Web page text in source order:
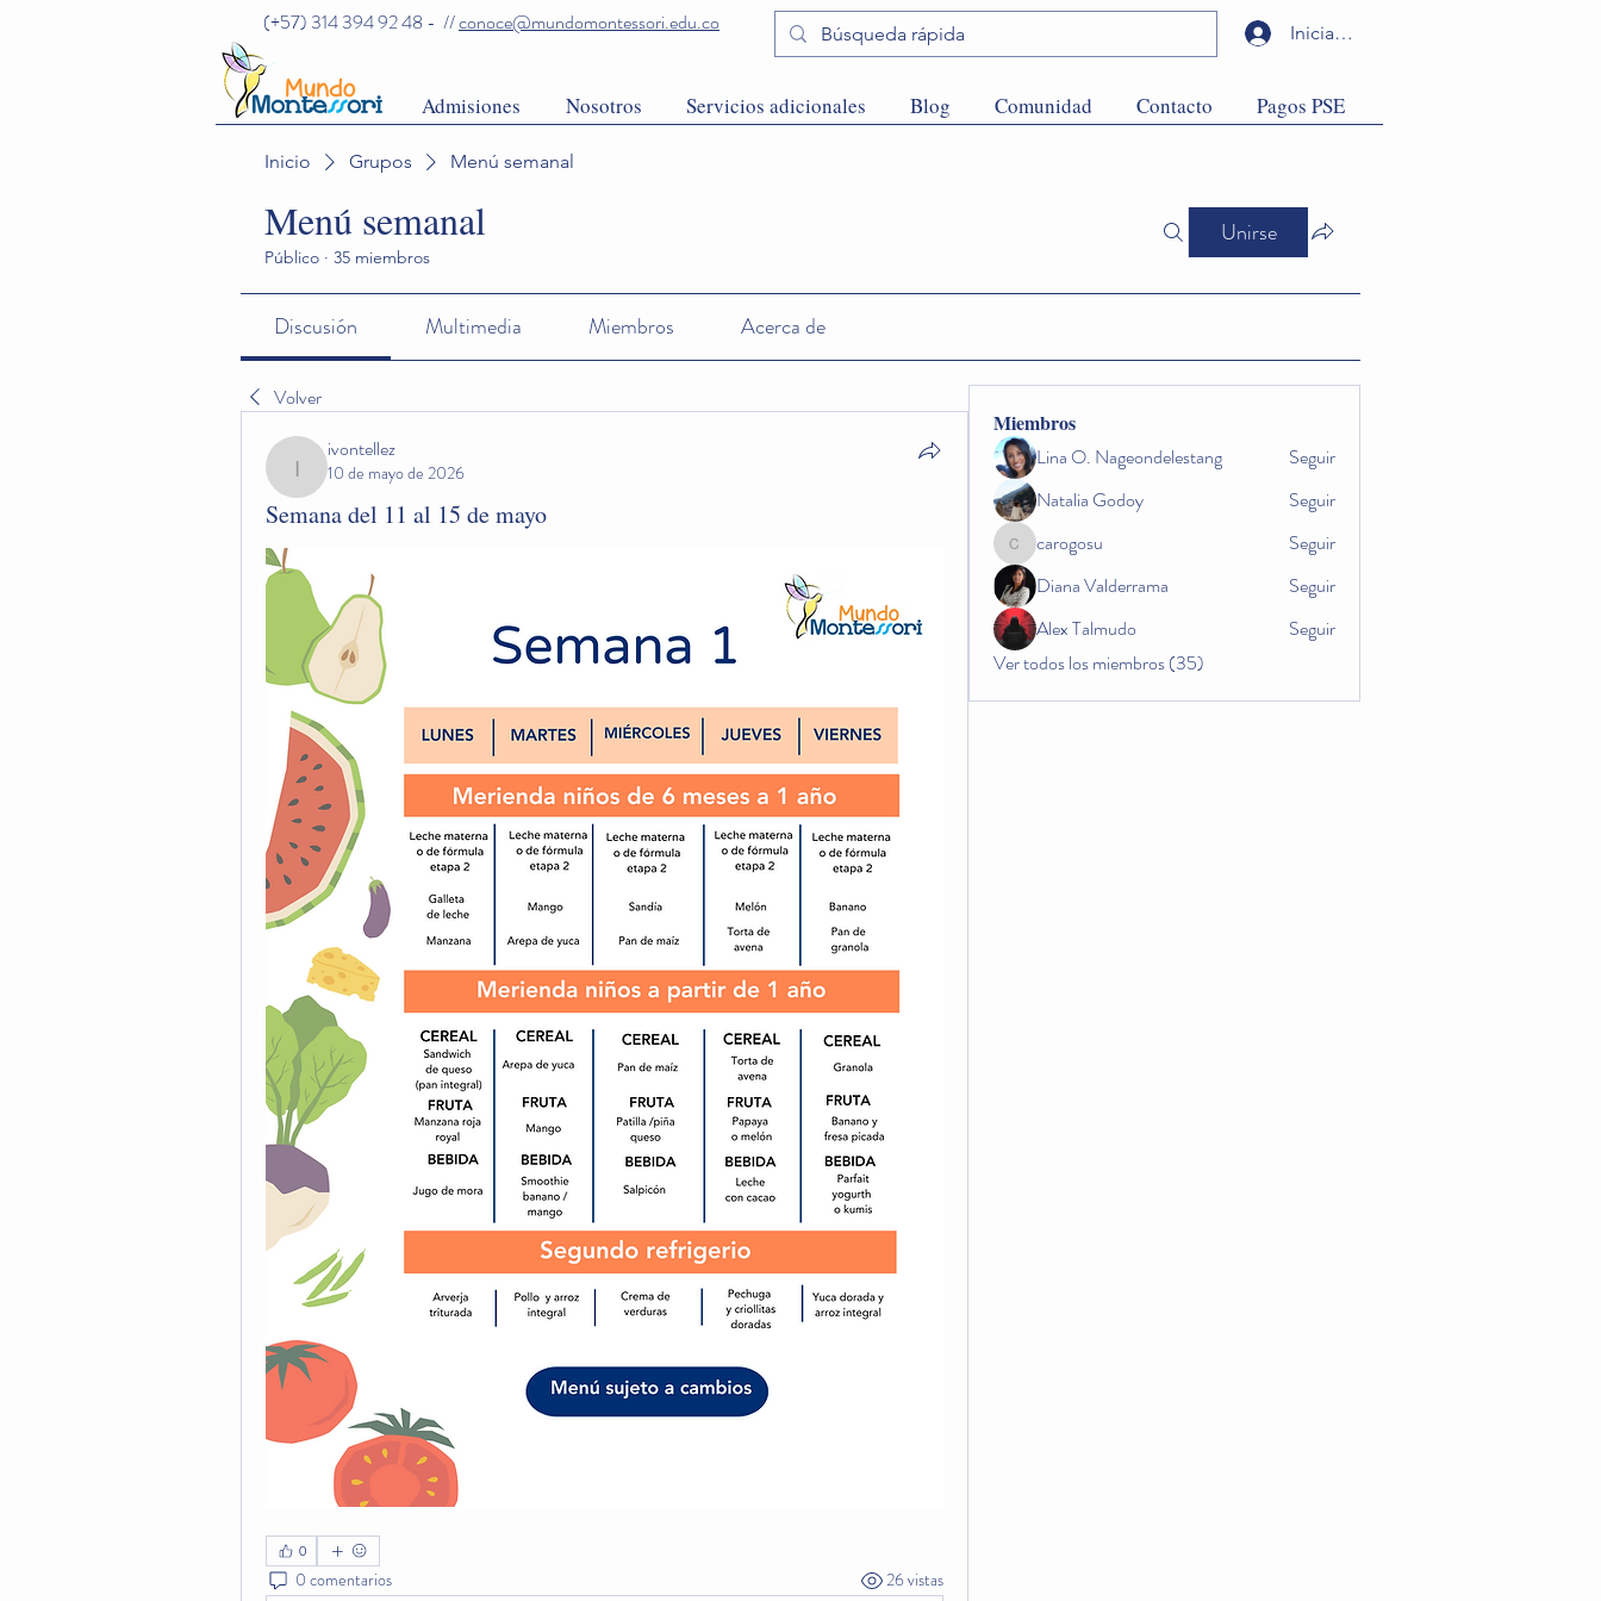
(+57) 314 394 92 48 - //conoce@mundomontessori.edu.co
Admisiones Nosotros Servicios adicionales Blog Comunidad Contacto Pagos PSE
Iniciar sesión
Inicio Grupos Menú semanal
Menú semanal
Público · 35 miembros
Unirse
Discusión Multimedia Miembros Acerca de
Volver
ivontellez
ivontellez
10 de mayo de 2026
Semana del 11 al 15 de mayo
0
0 comentarios 26 vistas
Miembros
Lina O. Nageondelestang
Seguir
Natalia Godoy
Seguir
carogosu
carogosu
Seguir
Diana Valderrama
Seguir
Alex Talmudo
Seguir
Ver todos los miembros (35)